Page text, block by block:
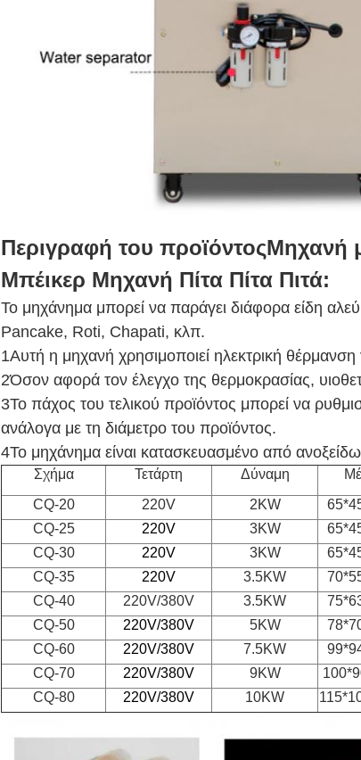
Περιγραφή του προϊόντοςΜηχανή
Μπέικερ Μηχανή Πίτα Πίτα Πιτά:
Το μηχάνημα μπορεί να παράγει διάφορα είδη
Pancake, Roti, Chapati, κλπ.
1Αυτή η μηχανή χρησιμοποιεί ηλεκτρική θέρμανση
2Όσον αφορά τον έλεγχο της θερμοκρασίας,
3Το πάχος του τελικού προϊόντος μπορεί να
ανάλογα με τη διάμετρο του προϊόντος.
4Το μηχάνημα είναι κατασκευασμένο από
Σχήμα Τετάρτη Δύναμη
CQ-20
220V 2KW
CQ-25
220V 3KW
CQ-30
220V 3KW
CQ-35
220V 3.5KW
CQ-40
220V/380V 3.5KW
CQ-50
220V/380V 5KW
CQ-60
220V/380V 7.5KW
CQ-70
220V/380V 9KW
CQ-80
220V/380V 10KW